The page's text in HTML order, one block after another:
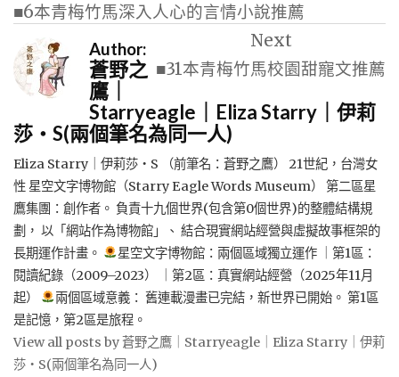
導
覽
■6本青梅竹馬深入人心的言情小說推薦
Next
■31本青梅竹馬校園甜寵文推薦
Author:
蒼野之
鷹｜
Starryeagle｜Eliza Starry｜伊莉
莎・S(兩個筆名為同一人)
Eliza Starry｜伊莉莎・S （前筆名：蒼野之鷹） 21世紀，台灣女
性 星空文字博物館（Starry Eagle Words Museum） 第二區星
鷹集團：創作者。 負責十九個世界(包含第0個世界)的整體結構規
劃， 以「網站作為博物館」、 結合現實網站經營與虛擬故事框架的
長期運作計畫。
星空文字博物館：兩個區域獨立運作 ｜第1區：
閱讀紀錄（2009–2023） ｜第2區：真實網站經營（2025年11月
起）
兩個區域意義： 舊連載漫畫已完結，新世界已開始。 第1區
是記憶，第2區是旅程。
View all posts by 蒼野之鷹｜Starryeagle｜Eliza Starry｜伊莉
莎・S(兩個筆名為同一人)